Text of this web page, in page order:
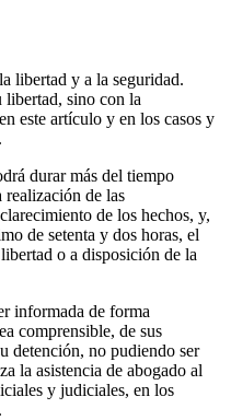
libertad y a la seguridad.
libertad, sino con la
este artículo y en los casos y
durar más del tiempo
realización de las
de los hechos, y,
de setenta y dos horas, el
o a disposición de la
informada de forma
comprensible, de sus
detención, no pudiendo ser
la asistencia de abogado al
y judiciales, en los